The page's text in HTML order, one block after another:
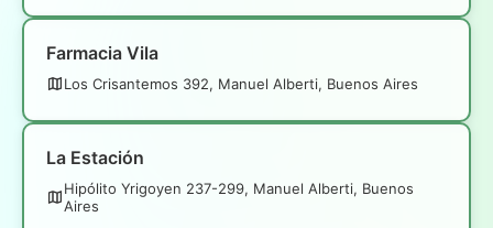
Farmacia Vila
Los Crisantemos 392, Manuel Alberti, Buenos Aires
La Estación
Hipólito Yrigoyen 237-299, Manuel Alberti, Buenos
Aires